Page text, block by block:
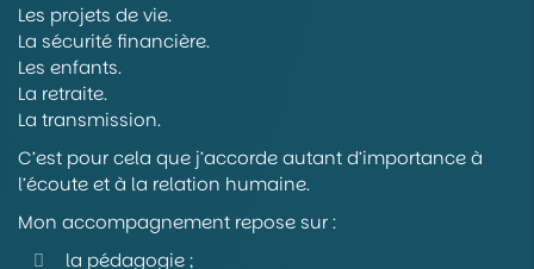
Les projets de vie.
La sécurité financière.
Les enfants.
La retraite.
La transmission.
C’est pour cela que j’accorde autant d’importance à
l’écoute et à la relation humaine.
Mon accompagnement repose sur :
la pédagogie ;